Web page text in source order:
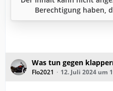
Berechtigung haben,
Was tun gegen
Flo2021 12. Juli 2024 um